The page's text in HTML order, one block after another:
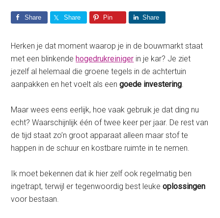
Share Share Pin Share
Herken je dat moment waarop je in de bouwmarkt staat
met een blinkendehogedrukreiniger in je kar? Je ziet
jezelf al helemaal die groene tegels in de achtertuin
aanpakken en het voelt als eengoede investering.
Maar wees eens eerlijk, hoe vaak gebruik je dat ding nu
echt? Waarschijnlijk één of twee keer per jaar. De rest van
de tijd staat zo’n groot apparaat alleen maar stof te
happen in de schuur en kostbare ruimte in te nemen.
Ik moet bekennen dat ik hier zelf ook regelmatig ben
ingetrapt, terwijl er tegenwoordig best leukeoplossingen
voor bestaan.